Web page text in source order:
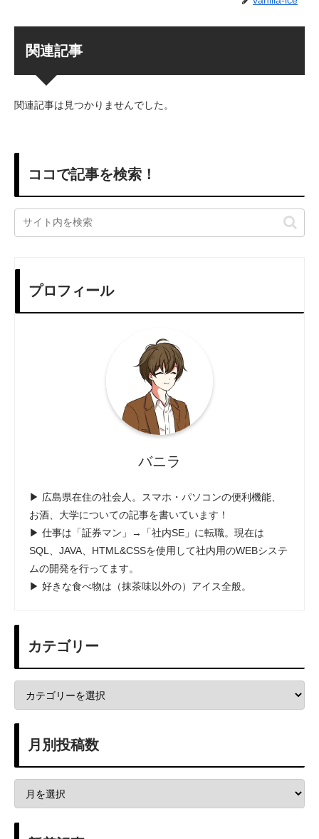
関連記事
関連記事は見つかりませんでした。
ココで記事を検索！
プロフィール
バニラ
▶ 広島県在住の社会人。スマホ・パソコンの便利機能、
お酒、大学についての記事を書いています！
▶ 仕事は「証券マン」→「社内SE」に転職。現在は
SQL、JAVA、HTML&CSSを使用して社内用のWEBシステ
ムの開発を行ってます。
▶ 好きな食べ物は（抹茶味以外の）アイス全般。
カテゴリー
月別投稿数